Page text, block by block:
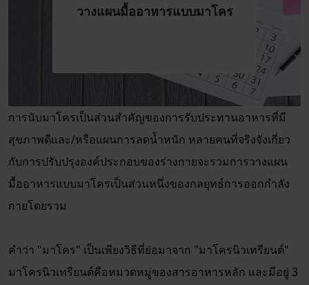
วางแผนมื้ออาหารแบบมาโคร
การนับมาโครเป็นส่วนสำคัญของการรับประทานอาหารที่มี
สุขภาพดีและ/หรือแผนการลดน้ำหนัก หลายคนที่จริงจังเกี่ยว
กับการปรับปรุงองค์ประกอบของร่างกายจะรวมการวางแผน
มื้ออาหารแบบมาโครเป็นส่วนหนึ่งของกลยุทธ์การออกกำลัง
กายโดยรวม
คำว่า "มาโคร" เป็นเพียงวิธีที่ย่อมาจาก "มาโครนิวเทรียนต์"
มาโครนิวเทรียนต์คือหมวดหมู่ของสารอาหารหลัก และมีอยู่ 3